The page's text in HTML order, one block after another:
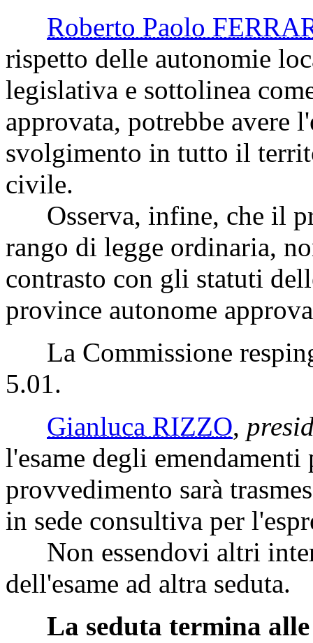
Roberto Paolo
rispetto delle autonomie
legislativa e sottolinea
approvata, potrebbe avere
svolgimento in tutto il
civile.
Osserva, infine, che il
rango di legge ordinaria,
contrasto con gli statuti
province autonome
La Commissione
5.01.
Gianluca RIZZO,
l'esame degli
provvedimento sarà
in sede consultiva per
Non essendovi altri
dell'esame ad altra seduta.
La seduta termina